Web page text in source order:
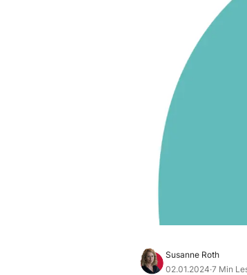
Susanne Roth
02.01.2024·7 Min